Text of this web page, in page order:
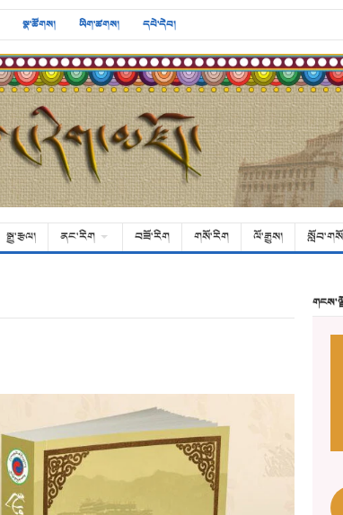
སྣ་ཚོགས། ཡིག་ཚགས། དཔེ་དེབ།
སྒྱུ་རྩལ། ནང་རིག བཟོ་རིག གསོ་རིག ལོ་རྒྱུས།